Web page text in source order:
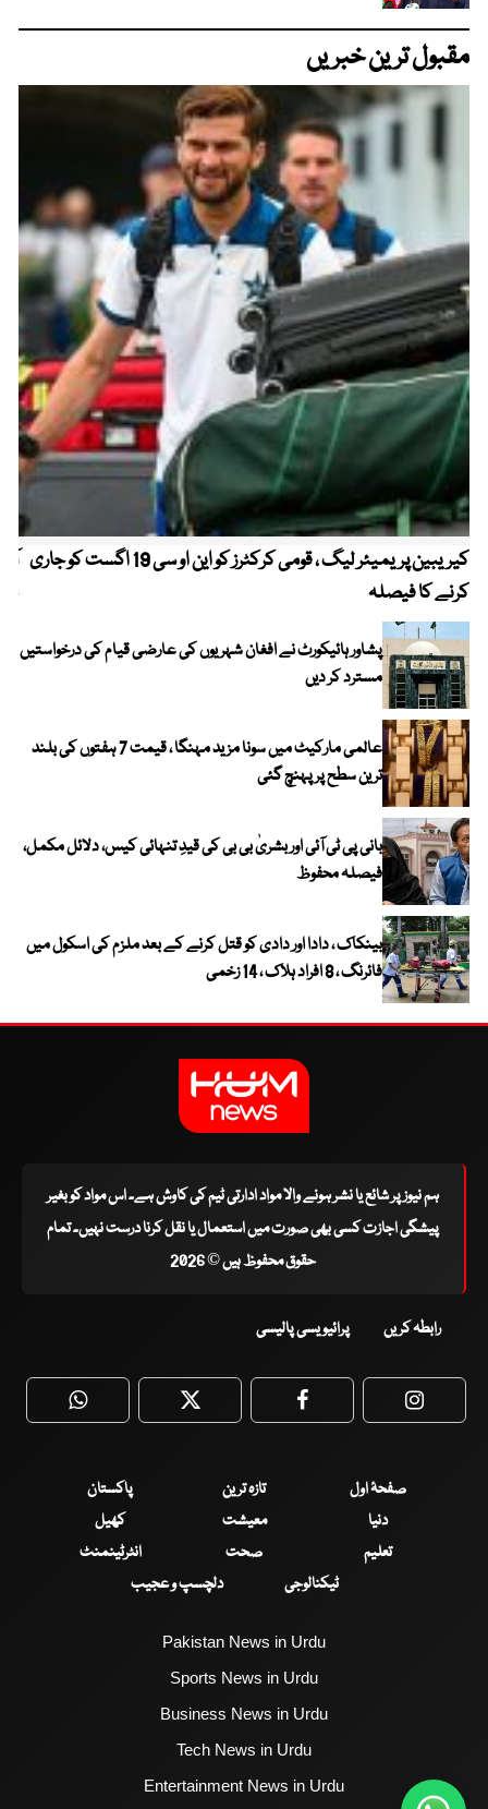
مقبول ترین خبریں
کیریبین پریمیئر لیگ ، قومی کرکٹرز کو این او سی 19 اگست کو جاری
کرنے کا فیصلہ
پشاور ہائیکورٹ نے افغان شہریوں کی عارضی قیام کی درخواستیں
مسترد کر دیں
عالمی مارکیٹ میں سونا مزید مہنگا ، قیمت 7 ہفتوں کی بلند
ترین سطح پر پہنچ گئی
بانی پی ٹی آئی اور بشریٰ بی بی کی قیدِ تنہائی کیس، دلائل مکمل،
فیصلہ محفوظ
بینکاک ، دادا اور دادی کو قتل کرنے کے بعد ملزم کی اسکول میں
فائرنگ ، 8 افراد ہلاک ، 14 زخمی
ہم نیوز پر شائع یا نشر ہونے والا مواد ادارتی ٹیم کی کاوش ہے۔ اس مواد کو بغیر
پیشگی اجازت کسی بھی صورت میں استعمال یا نقل کرنا درست نہیں۔ تمام
حقوق محفوظ ہیں © 2026
رابطہ کریں پرائیویسی پالیسی
WhatsApp Twitter Facebook
صفحۂ اول تازہ ترین
پاکستان
دنیا
معیشت
کھیل
تعلیم
صحت
انٹرٹینمنٹ
ٹیکنالوجی
دلچسپ و عجیب
Pakistan News in Urdu
Sports News in Urdu
Business News in Urdu
Tech News in Urdu
Entertainment News in Urdu